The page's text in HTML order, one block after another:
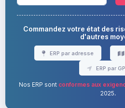
Commandez votre état des
d'autres
ERP par adresse
ERP par
Nos ERP sont conformes aux
2025.